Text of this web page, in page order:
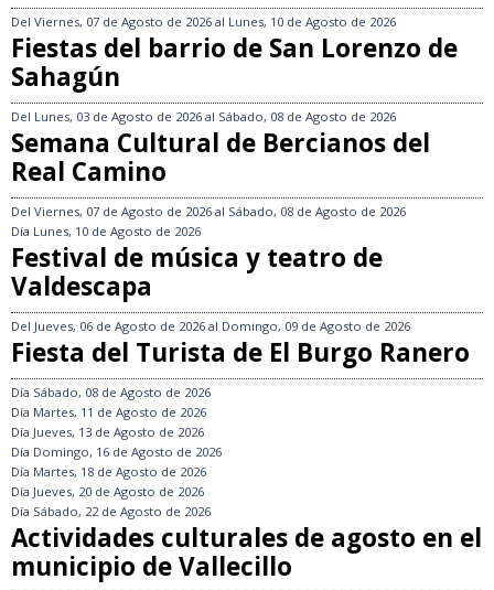
Del Viernes, 07 de Agosto de 2026 al Lunes, 10 de Agosto de 2026
Fiestas del barrio de San Lorenzo de
Sahagún
Del Lunes, 03 de Agosto de 2026 al Sábado, 08 de Agosto de 2026
Semana Cultural de Bercianos del
Real Camino
Del Viernes, 07 de Agosto de 2026 al Sábado, 08 de Agosto de 2026
Día Lunes, 10 de Agosto de 2026
Festival de música y teatro de
Valdescapa
Del Jueves, 06 de Agosto de 2026 al Domingo, 09 de Agosto de 2026
Fiesta del Turista de El Burgo Ranero
Día Sábado, 08 de Agosto de 2026
Día Martes, 11 de Agosto de 2026
Día Jueves, 13 de Agosto de 2026
Día Domingo, 16 de Agosto de 2026
Día Martes, 18 de Agosto de 2026
Día Jueves, 20 de Agosto de 2026
Día Sábado, 22 de Agosto de 2026
Actividades culturales de agosto en el
municipio de Vallecillo